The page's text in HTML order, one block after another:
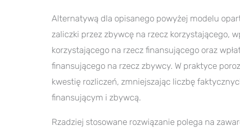
Alternatywą dla opisanego powyżej modelu
zaliczki przez zbywcę na rzecz korzystającego,
korzystającego na rzecz finansującego oraz
finansującego na rzecz zbywcy. W praktyce
kwestię rozliczeń, zmniejszając liczbę
finansującym i zbywcą.
Rzadziej stosowane rozwiązanie polega na